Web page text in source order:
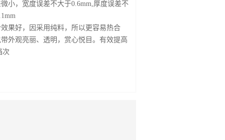
小，宽度误差不大于0.6mm,厚度误差不
果好，因采用纯料，所以更容易热合
外观亮丽、透明，赏心悦目。有效提高
次